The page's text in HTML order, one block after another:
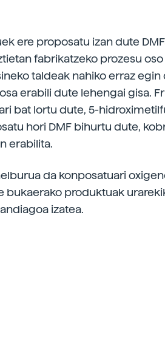
ere proposatu izan dute
fabrikatzeko prozesu
taldeak nahiko erraz egin
erabili dute lehengai gisa.
bat lortu dute, 5-
hori DMF bihurtu dute,
erabilita.
da konposatuari
bukaerako produktuak
izatea.